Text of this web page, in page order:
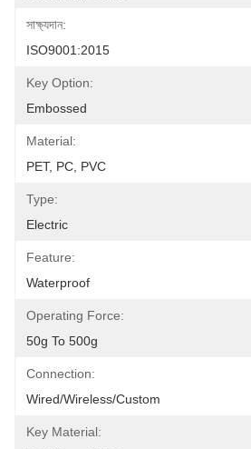
সাক্ষ্যদান:
ISO9001:2015
Key Option:
Embossed
Material:
PET, PC, PVC
Type:
Electric
Feature:
Waterproof
Operating Force:
50g To 500g
Connection:
Wired/Wireless/Custom
Key Material: